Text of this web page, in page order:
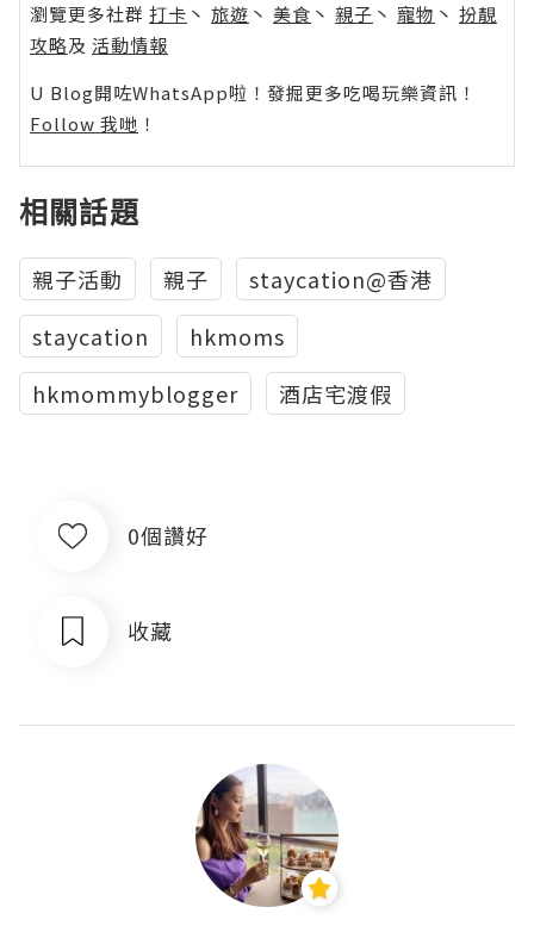
瀏覽更多社群 打卡 丶 旅遊 丶 美食 丶 親子 丶 寵物 丶 扮靚
攻略及 活動情報
U Blog開咗WhatsApp啦！發掘更多吃喝玩樂資訊！
Follow 我哋 ！
相關話題
親子活動 親子
staycation@香港
staycation
hkmoms
hkmommyblogger
酒店宅渡假
0個讚好
收藏